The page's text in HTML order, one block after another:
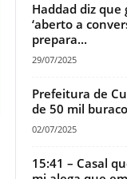
Haddad diz que
‘aberto a
prepara...
29/07/2025
Prefeitura de
de 50 mil
02/07/2025
15:41 – Casal